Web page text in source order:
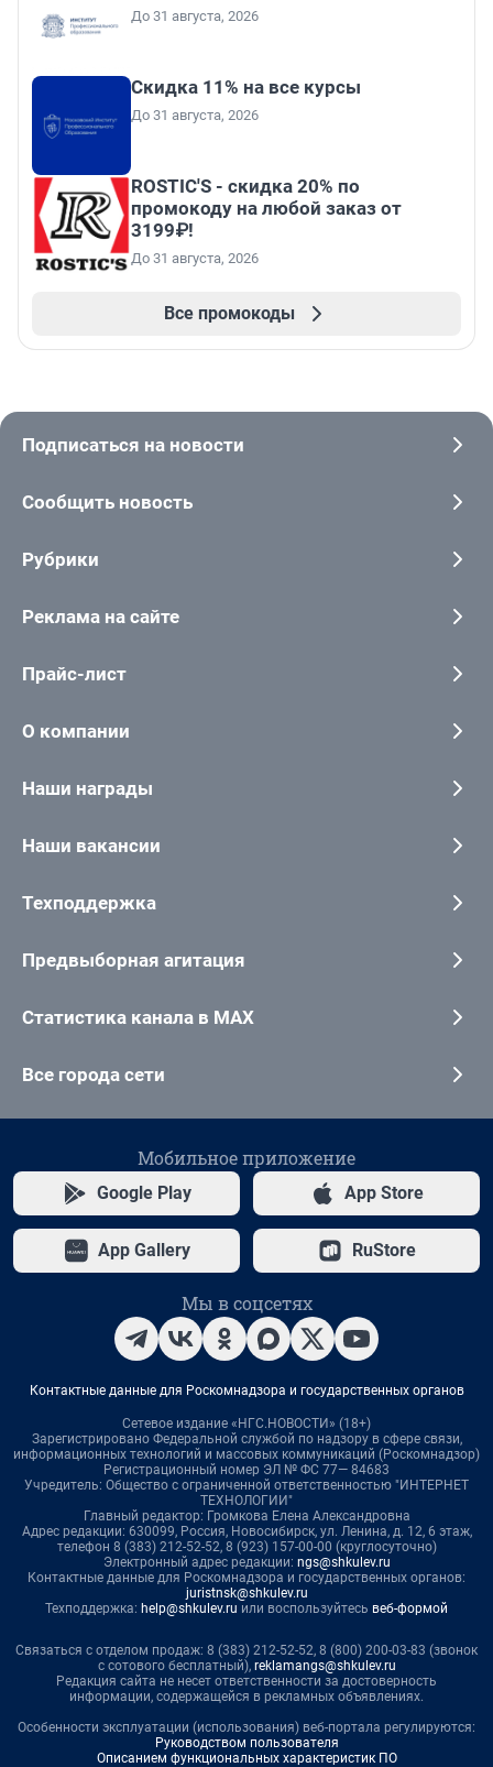
До 31 августа, 2026
Скидка 11% на все курсы
До 31 августа, 2026
ROSTIC'S - скидка 20% по
промокоду на любой заказ от
3199₽!
До 31 августа, 2026
Все промокоды
Подписаться на новости
Сообщить новость
Рубрики
Реклама на сайте
Прайс-лист
О компании
Наши награды
Наши вакансии
Техподдержка
Предвыборная агитация
Статистика канала в MAX
Все города сети
Мобильное приложение
Google Play App Store
App Gallery RuStore
Мы в соцсетях
Контактные данные для Роскомнадзора и государственных органов
Сетевое издание «НГС.НОВОСТИ» (18+)
Зарегистрировано Федеральной службой по надзору в сфере связи,
информационных технологий и массовых коммуникаций (Роскомнадзор)
Регистрационный номер ЭЛ № ФС 77— 84683
Учредитель: Общество с ограниченной ответственностью "ИНТЕРНЕТ
ТЕХНОЛОГИИ"
Главный редактор: Громкова Елена Александровна
Адрес редакции: 630099, Россия, Новосибирск, ул. Ленина, д. 12, 6 этаж,
телефон 8 (383) 212-52-52, 8 (923) 157-00-00 (круглосуточно)
Электронный адрес редакции: ngs@shkulev.ru
Контактные данные для Роскомнадзора и государственных органов:
juristnsk@shkulev.ru
Техподдержка: help@shkulev.ru или воспользуйтесь веб-формой
Связаться с отделом продаж: 8 (383) 212-52-52, 8 (800) 200-03-83 (звонок
с сотового бесплатный), reklamangs@shkulev.ru
Редакция сайта не несет ответственности за достоверность
информации, содержащейся в рекламных объявлениях.
Особенности эксплуатации (использования) веб-портала регулируются:
Руководством пользователя
Описанием функциональных характеристик ПО